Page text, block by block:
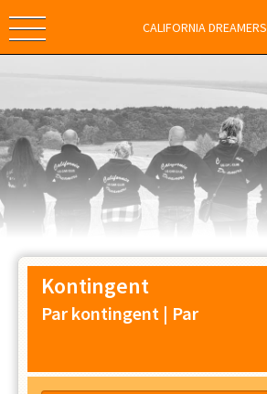
CALIFORNIA DREAMERS
Kontingent
Par kontingent | Par